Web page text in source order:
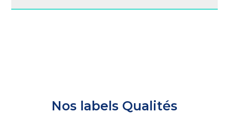
Nos labels Qualités